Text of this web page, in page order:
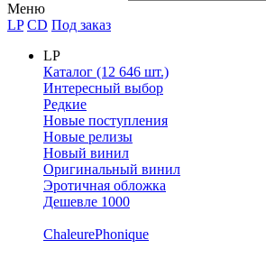
Меню
LP CD Под заказ
LP
Каталог (12 646 шт.)
Интересный выбор
Редкие
Новые поступления
Новые релизы
Новый винил
Оригинальный винил
Эротичная обложка
Дешевле 1000
ChaleurePhonique